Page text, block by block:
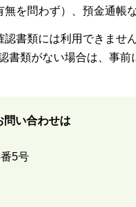
を問わず）、預金通帳
書類には利用できませ
書類がない場合は、事前
問い合わせは
5号